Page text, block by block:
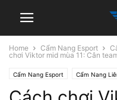
Home Cẩm Nang Esport
chơi Viktor mid mùa 11: Cân
Cẩm Nang Esport Cẩm Nang